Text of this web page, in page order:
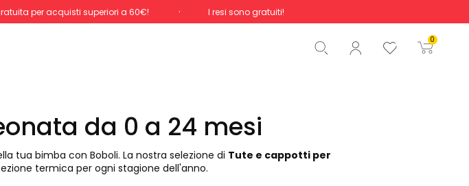
per acquisti superiori a 60€! I resi sono gratuiti!
0
Totale 0,00 €
Inizio ordine
da 0 a 24 mesi
tua bimba con Boboli. La nostra selezione di Tute e cappotti per
termica per ogni stagione dell'anno.